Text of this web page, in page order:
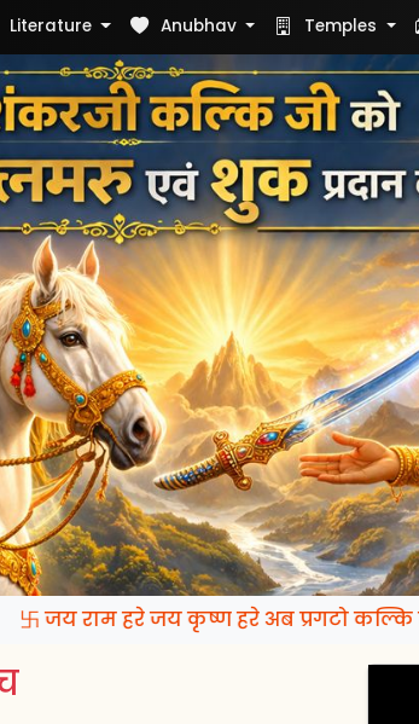
Literature Anubhav Temples
जय राम हरे जय कृष्ण हरे अब प्रगटो कल्कि